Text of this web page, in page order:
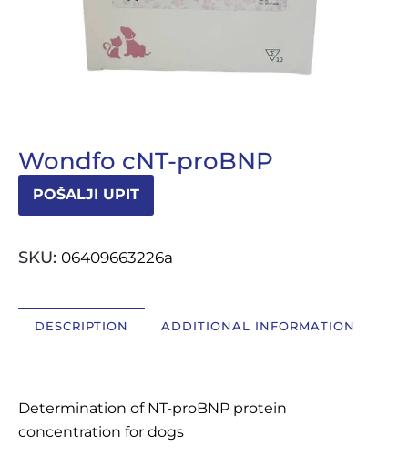
Wondfo cNT-proBNP
POŠALJI UPIT
SKU: 06409663226a
DESCRIPTION ADDITIONAL INFORMATION
Determination of NT-proBNP protein
concentration for dogs
+385 (0)1 4640 700
info(at)medexpert.hr